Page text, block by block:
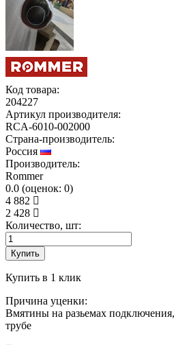
Код товара:
204227
Артикул производителя:
RCA-6010-002000
Страна-производитель:
Россия
Производитель:
Rommer
0.0 (оценок: 0)
4 882
2 428
Количество, шт:
Купить
Купить в 1 клик
Причина уценки:
Вмятины на разьемах
трубе